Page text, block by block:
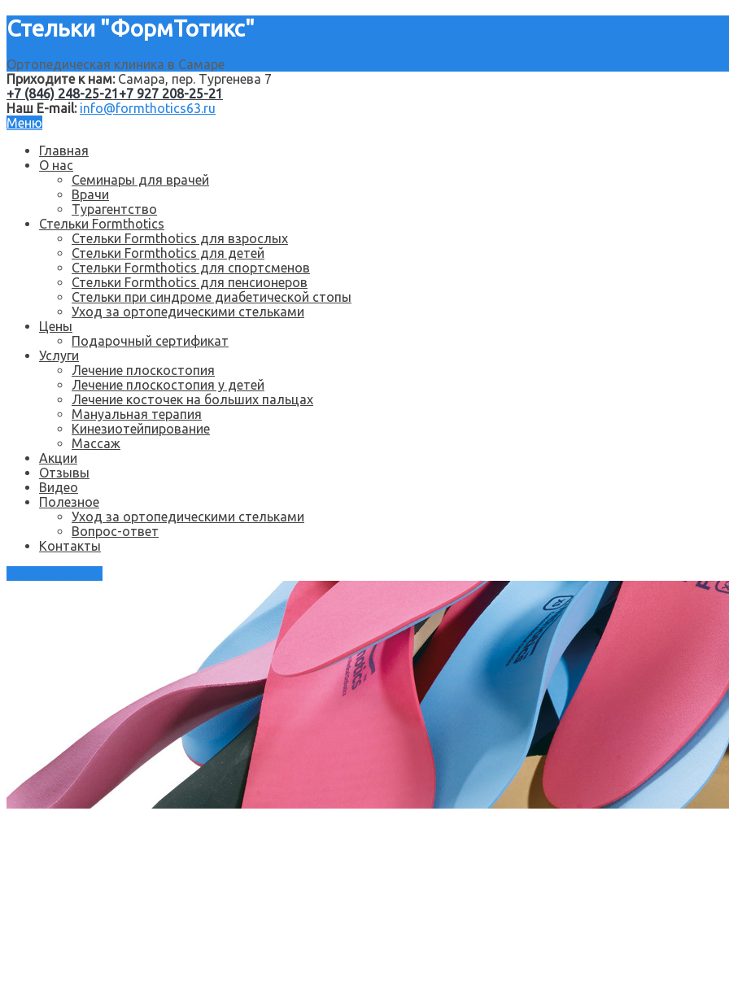
Стельки "ФормТотикс"
Ортопедическая клиника в Самаре
Приходите к нам:Самара, пер. Тургенева 7
+7 (846) 248-25-21 +7 927 208-25-21
Наш E-mail: info@formthotics63.ru
Меню
Главная
О нас
Семинары для врачей
Врачи
Турагентство
Стельки Formthotics
Стельки Formthotics для взрослых
Стельки Formthotics для детей
Стельки Formthotics для спортсменов
Стельки Formthotics для пенсионеров
Стельки при синдроме диабетической стопы
Уход за ортопедическими стельками
Цены
Подарочный сертификат
Услуги
Лечение плоскостопия
Лечение плоскостопия у детей
Лечение косточек на больших пальцах
Мануальная терапия
Кинезиотейпирование
Массаж
Акции
Отзывы
Видео
Полезное
Уход за ортопедическими стельками
Вопрос-ответ
Контакты